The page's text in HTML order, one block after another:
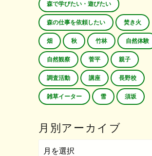
森で学びたい・遊びたい
森の仕事を依頼したい 焚き火
畑 秋 竹林 自然体験
自然観察 菅平 親子
調査活動 講座 長野校
雑草イーター 雪 須坂
月別アーカイブ